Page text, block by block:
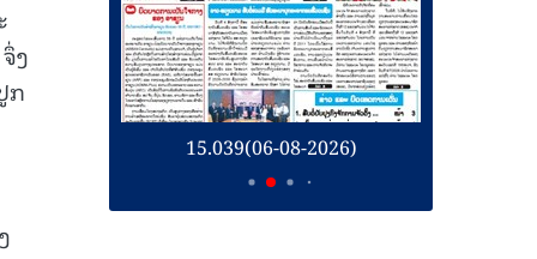
ງ
ກ
15.039(06-08-2026)